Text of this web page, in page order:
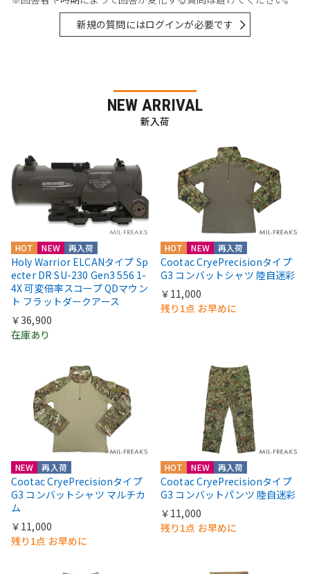
新規の質問にはログインが必要です
NEW ARRIVAL
新入荷
HOT NEW 再入荷
Holy Warrior ELCANタイプ Sp
ecter DR SU-230 Gen3 556 1-
4X 可変倍率スコープ QDマウン
ト フラットダークアース
￥36,900
在庫あり
HOT NEW 再入荷
Cootac CryePrecisionタイプ
G3 コンバットシャツ 陸自迷彩
￥11,000
残り1点 お早めに
NEW 再入荷
Cootac CryePrecisionタイプ
G3 コンバットシャツ マルチカ
ム
￥11,000
残り1点 お早めに
HOT NEW 再入荷
Cootac CryePrecisionタイプ
G3 コンバットパンツ 陸自迷彩
￥11,000
残り1点 お早めに